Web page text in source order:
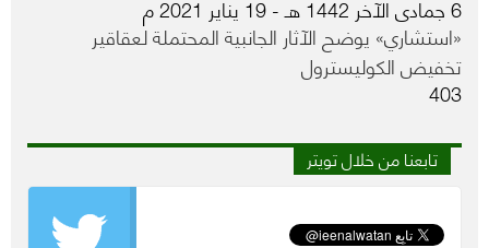
6 جمادى الآخر 1442 هـ - 19 يناير 2021 م
«استشاري» يوضح الآثار الجانبية المحتملة لعقاقير
تخفيض الكوليسترول
403
تابعنا من خلال تويتر